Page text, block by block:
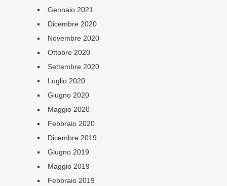
Gennaio 2021
Dicembre 2020
Novembre 2020
Ottobre 2020
Settembre 2020
Luglio 2020
Giugno 2020
Maggio 2020
Febbraio 2020
Dicembre 2019
Giugno 2019
Maggio 2019
Febbraio 2019